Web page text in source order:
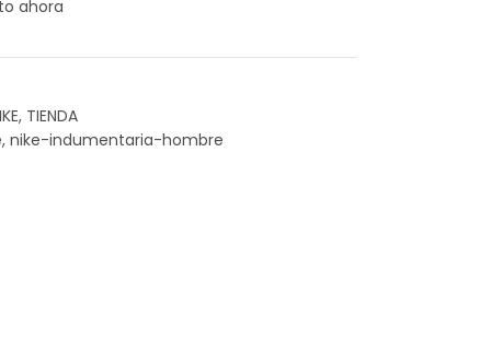
ahora
, TIENDA
, nike-indumentaria-hombre